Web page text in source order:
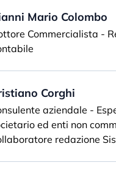
Mario Colombo
Commercialista -
Corghi
aziendale -
ed enti non
redazione